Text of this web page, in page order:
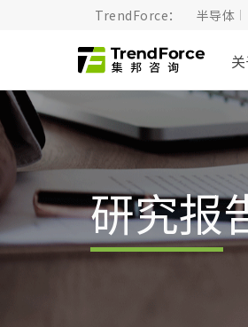
TrendForce： 半导体
研究报